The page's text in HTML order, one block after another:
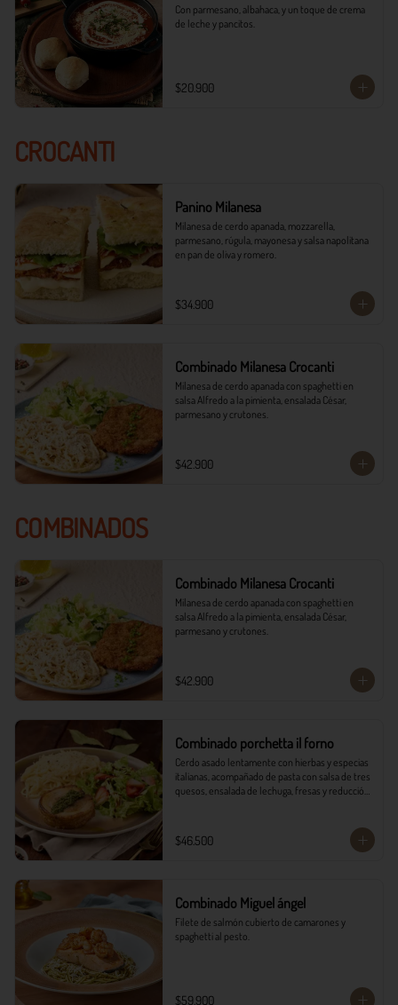
Con parmesano, albahaca, y un toque de crema
de leche y pancitos.
$20.900
CROCANTI
Panino Milanesa
Milanesa de cerdo apanada, mozzarella,
parmesano, rúgula, mayonesa y salsa napolitana
en pan de oliva y romero.
$34.900
Combinado Milanesa Crocanti
Milanesa de cerdo apanada con spaghetti en
salsa Alfredo a la pimienta, ensalada César,
parmesano y crutones.
$42.900
COMBINADOS
Combinado Milanesa Crocanti
Milanesa de cerdo apanada con spaghetti en
salsa Alfredo a la pimienta, ensalada César,
parmesano y crutones.
$42.900
Combinado porchetta il forno
Cerdo asado lentamente con hierbas y especias
italianas, acompañado de pasta con salsa de tres
quesos, ensalada de lechuga, fresas y reducción
$46.500
Combinado Miguel ángel
Filete de salmón cubierto de camarones y
spaghetti al pesto.
$59.900